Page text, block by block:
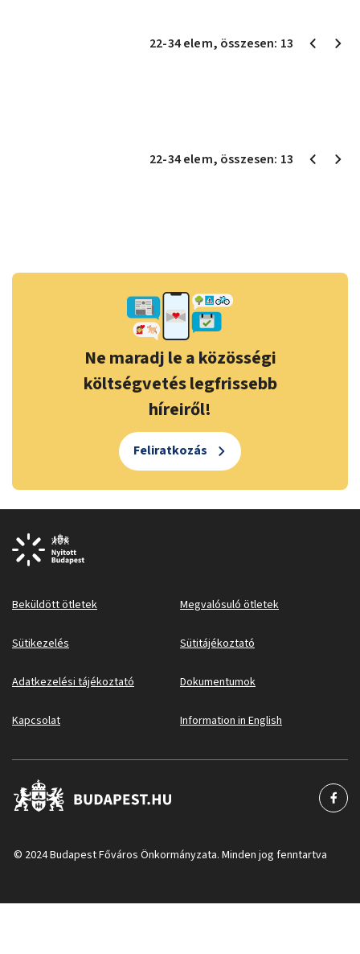
22-34elem, összesen: 13
22-34elem, összesen: 13
Ne maradj le a közösségi
költségvetés legfrissebb
híreiről!
Feliratkozás
Beküldött ötletek Megvalósuló ötletek
Sütikezelés Sütitájékoztató
Adatkezelési tájékoztató Dokumentumok
Kapcsolat Information in English
© 2024 Budapest Főváros Önkormányzata. Minden jog fenntartva